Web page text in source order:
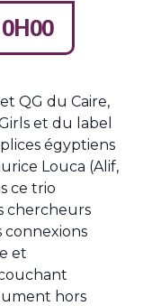
QG du Caire,
et du label
égyptiens
Louca (Alif,
ce trio
chercheurs
connexions
et
hors